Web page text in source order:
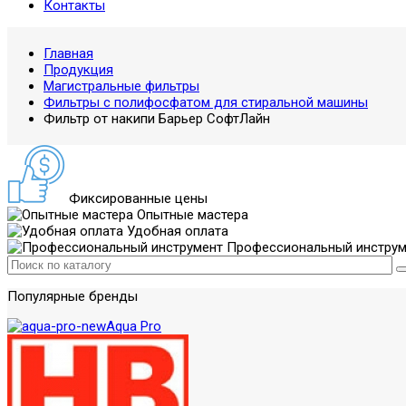
Контакты
Главная
Продукция
Магистральные фильтры
Фильтры с полифосфатом для стиральной машины
Фильтр от накипи Барьер СофтЛайн
Фиксированные цены
Опытные мастера
Удобная оплата
Профессиональный
Популярные бренды
Aqua Pro